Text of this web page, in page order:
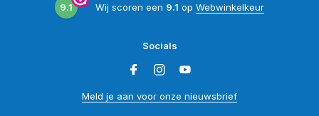
9.1 Wij scoren een 9.1 op Webwinkelkeur
Socials
Meld je aan voor onze nieuwsbrief